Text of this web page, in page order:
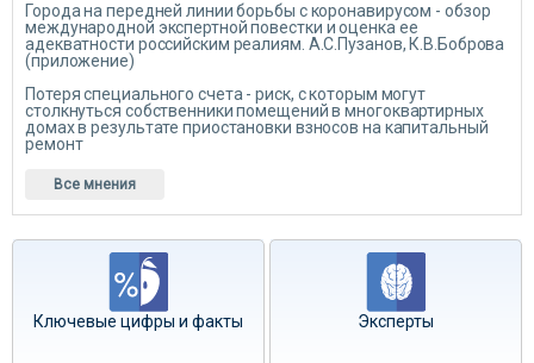
Города на передней линии борьбы с коронавирусом - обзор
международной экспертной повестки и оценка ее
адекватности российским реалиям. А.С.Пузанов, К.В.Боброва
(приложение)
Потеря специального счета - риск, с которым могут
столкнуться собственники помещений в многоквартирных
домах в результате приостановки взносов на капитальный
ремонт
Все мнения
Ключевые цифры и факты Эксперты